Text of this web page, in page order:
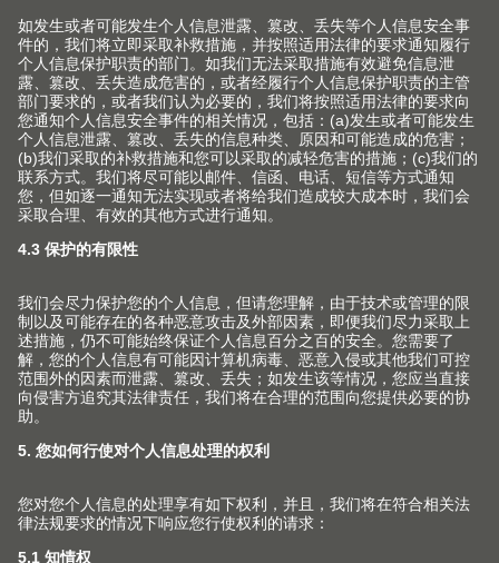
百隆家具配件（上海）有限公司
上海市 青浦工业园区北盈路399号
info.cn@blum.com
+86 21 3920 3355
百隆有限公司版权所有。
沪公网安备 31011802004400号
沪ICP备2021009951号-1